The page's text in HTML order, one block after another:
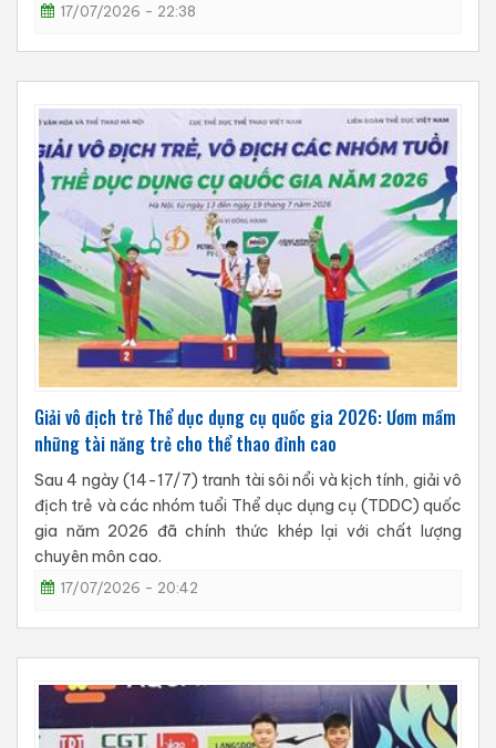
17/07/2026 - 22:38
Giải vô địch trẻ Thể dục dụng cụ quốc gia 2026: Ươm mầm
những tài năng trẻ cho thể thao đỉnh cao
Sau 4 ngày (14-17/7) tranh tài sôi nổi và kịch tính, giải vô
địch trẻ và các nhóm tuổi Thể dục dụng cụ (TDDC) quốc
gia năm 2026 đã chính thức khép lại với chất lượng
chuyên môn cao.
17/07/2026 - 20:42